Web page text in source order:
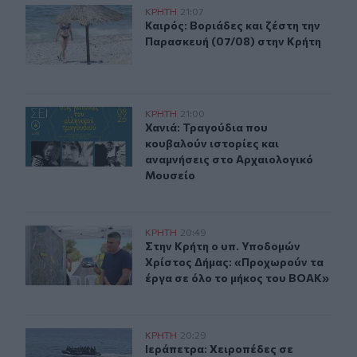
Καιρός: Βοριάδες και ζέστη την Παρασκευή (07/08)
ΚΡΗΤΗ 21:07
Καιρός: Βοριάδες και ζέστη την
Καιρός: Βοριάδες και ζέστη την
Παρασκευή (07/08) στην Κρήτη
Χανιά: Τραγούδια που κουβαλούν ιστορίες και
ΚΡΗΤΗ 21:00
Χανιά: Τραγούδια που κουβαλούν
Χανιά: Τραγούδια που
κουβαλούν ιστορίες και
αναμνήσεις στο Αρχαιολογικό
Μουσείο
Στην Κρήτη ο υπ. Υποδομών Χρίστος Δήμας:
ΚΡΗΤΗ 20:49
Στην Κρήτη ο υπ. Υποδομών
Στην Κρήτη ο υπ. Υποδομών
Χρίστος Δήμας: «Προχωρούν τα
έργα σε όλο το μήκος του ΒΟΑΚ»
Ιεράπετρα: Χειροπέδες σε 20χρονο φερόμενο
ΚΡΗΤΗ 20:29
Ιεράπετρα: Χειροπέδες σε
Ιεράπετρα: Χειροπέδες σε